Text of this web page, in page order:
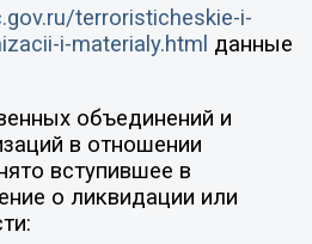
terroristicheskie-i-
i-materialy.html данные
объединений и
в отношении
вступившее в
о ликвидации или